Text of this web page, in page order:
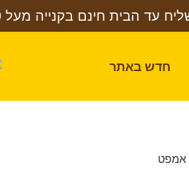
עד הבית חינם בקנייה מעל 199 ₪
חדש באתר